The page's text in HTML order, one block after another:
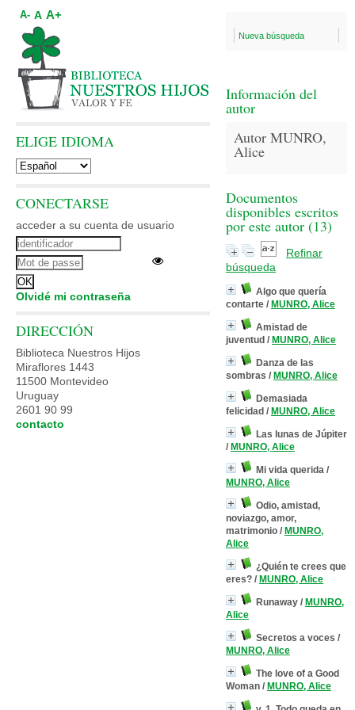
Nueva búsqueda
Información del
autor
Autor MUNRO,
Alice
Documentos
disponibles escritos
por este autor (13)
Refinar
búsqueda
Algo que quería
contarte / MUNRO, Alice
Amistad de
juventud / MUNRO, Alice
Danza de las
sombras / MUNRO, Alice
Demasiada
felicidad / MUNRO, Alice
Las lunas de Júpiter
/ MUNRO, Alice
Mi vida querida /
MUNRO, Alice
Odio, amistad,
noviazgo, amor,
matrimonio / MUNRO,
Alice
¿Quién te crees que
eres? / MUNRO, Alice
Runaway / MUNRO,
Alice
Secretos a voces /
MUNRO, Alice
The love of a Good
Woman / MUNRO, Alice
A- A A+
ELIGE IDIOMA
CONECTARSE
acceder a su cuenta de usuario
Olvidé mi contraseña
DIRECCIÓN
Biblioteca Nuestros Hijos
Miraflores 1443
11500 Montevideo
Uruguay
2601 90 99
contacto